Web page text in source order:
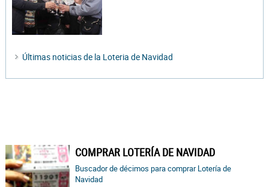
Últimas noticias de la Loteria de Navidad
COMPRAR LOTERÍA DE NAVIDAD
Buscador de décimos para comprar Lotería de
Navidad